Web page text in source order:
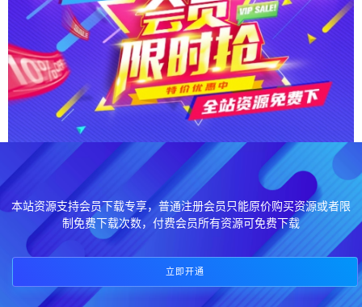
本站资源支持会员下载专享，普通注册会员只能原价购买资源或者限
制免费下载次数，付费会员所有资源可免费下载
立即开通